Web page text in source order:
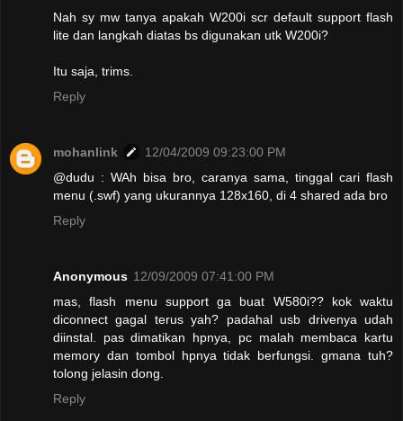
Nah sy mw tanya apakah W200i scr default support flash
lite dan langkah diatas bs digunakan utk W200i?
Itu saja, trims.
Reply
mohanlink
12/04/2009 09:23:00 PM
@dudu : WAh bisa bro, caranya sama, tinggal cari flash
menu (.swf) yang ukurannya 128x160, di 4 shared ada bro
Reply
Anonymous 12/09/2009 07:41:00 PM
mas, flash menu support ga buat W580i?? kok waktu
diconnect gagal terus yah? padahal usb drivenya udah
diinstal. pas dimatikan hpnya, pc malah membaca kartu
memory dan tombol hpnya tidak berfungsi. gmana tuh?
tolong jelasin dong.
Reply